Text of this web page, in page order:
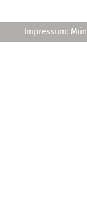
Impressum: